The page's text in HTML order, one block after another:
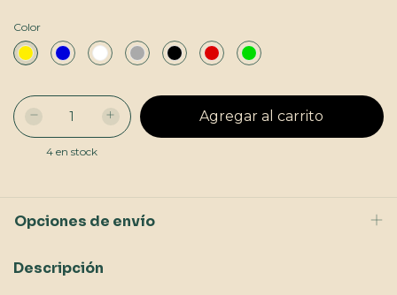
Color
4 en stock
Opciones de envío
Descripción